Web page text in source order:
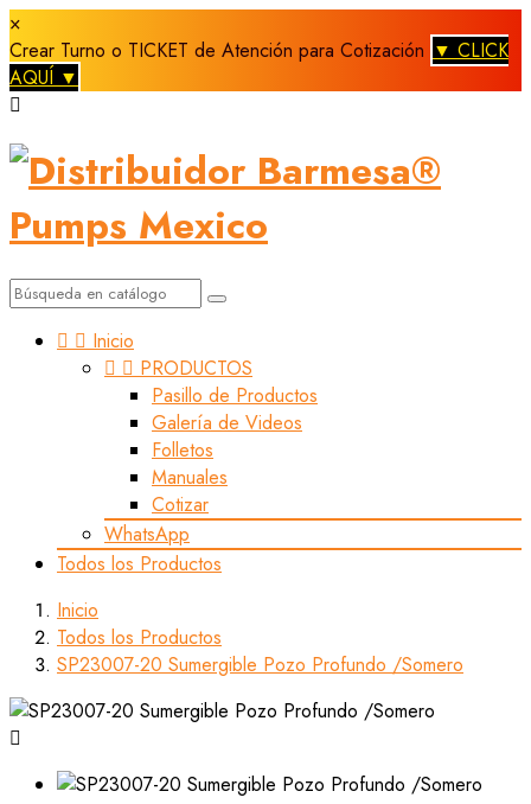
×
Crear Turno o TICKET de Atención para Cotización ▼ CLICK
AQUÍ ▼

  Inicio
  PRODUCTOS
Pasillo de Productos
Galería de Videos
Folletos
Manuales
Cotizar
WhatsApp
Todos los Productos
Inicio
Todos los Productos
SP23007-20 Sumergible Pozo Profundo /Somero
